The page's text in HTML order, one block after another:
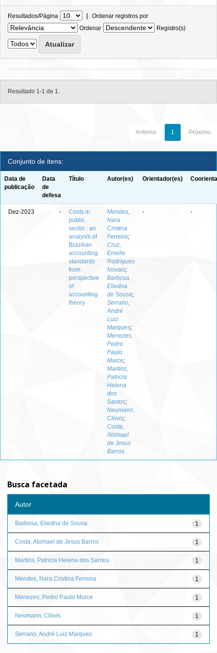
Resultados/Página | Ordenar registros por
Ordenar
Registro(s)
Resultado 1-1 de 1.
Anterior 1 Próximo
Conjunto de itens:
Data de
publicação
Data
de
defesa
Título Autor(es) Orientador(es)
Dez-2023 -
Costs in
public
sector : an
analysis of
Brazilian
accounting
standards
from
perspective
of
accounting
theory
Mendes,
Nara
Cristina
Ferreira;
Cruz,
Emelle
Rodrigues
Novais;
Barbosa,
Eliedna
de Sousa;
Serrano,
André
Luiz
Marques;
Menezes,
Pedro
Paulo
Murce;
Martins,
Patricia
Helena
dos
Santos;
Neumann,
Clóvis;
Costa,
Abimael
de Jesus
Barros
- -
Busca facetada
Autor
1
Barbosa, Eliedna de Sousa
1
Costa, Abimael de Jesus Barros
1
Martins, Patricia Helena dos Santos
1
Mendes, Nara Cristina Ferreira
1
Menezes, Pedro Paulo Murce
1
Neumann, Clóvis
1
Serrano, André Luiz Marques